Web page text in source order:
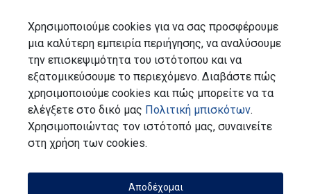
Χρησιμοποιούμε cookies για να σας προσφέρουμε
μια καλύτερη εμπειρία περιήγησης, να αναλύσουμε
την επισκεψιμότητα του ιστότοπου και να
εξατομικεύσουμε το περιεχόμενο. Διαβάστε πώς
χρησιμοποιούμε cookies και πώς μπορείτε να τα
ελέγξετε στο δικό μας Πολιτική μπισκότων.
Χρησιμοποιώντας τον ιστότοπό μας, συναινείτε
στη χρήση των cookies.
Αποδέχομαι
παγκόσμιος ηγέτης στη γενετική των βοοειδών, στις
υπηρεσίες και τεχνολογίες αναπαραγωγής, η ABS Global
είναι τμήμα της Genus plc.
Εγγραφείτε για ενημερωτικό δελτίο
Επικοινωνία
Δήλωση Προστασίας Προσωπικών Δεδομένων
Όροι και Προϋποθέσεις